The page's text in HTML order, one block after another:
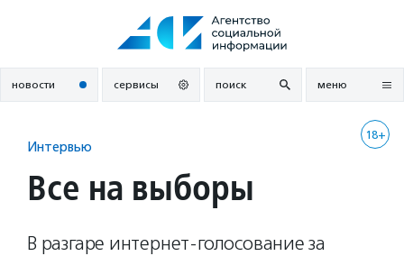
новости сервисы поиск меню
18+
Интервью
Все на выборы
В разгаре интернет-голосование за